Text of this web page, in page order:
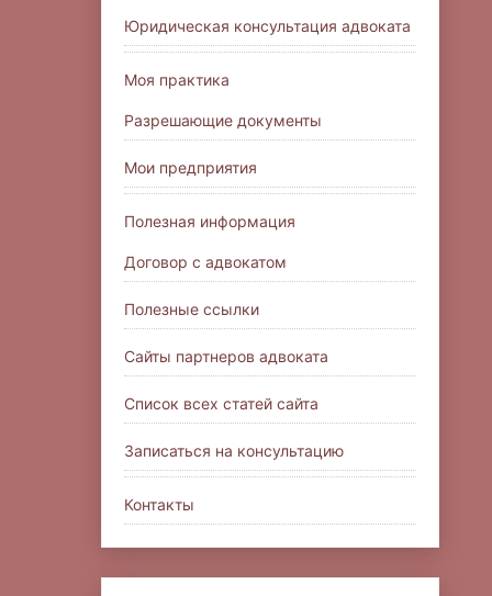
Юридическая консультация адвоката
Моя практика
Разрешающие документы
Мои предприятия
Полезная информация
Договор с адвокатом
Полезные ссылки
Сайты партнеров адвоката
Список всех статей сайта
Записаться на консультацию
Контакты